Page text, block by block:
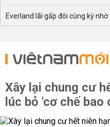
- Tạo ra tính thiết thực,
- Làm căn cứ để lập kế
Pháp luật.
- Giúp UBND khu vực đưa
các chiến lược phát triển
tiềm năng đất đai.
Everland lãi gấp đôi cùng kỳ
Xây lại chung cư
lúc bỏ 'cơ chế bao